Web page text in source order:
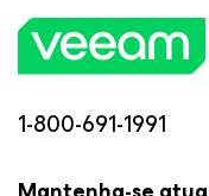
1-800-691-1991